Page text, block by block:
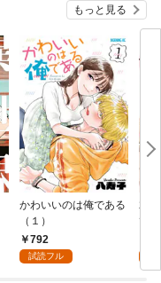
もっと見る
かわいいのは俺である
（１）
792
試読フル
君
て